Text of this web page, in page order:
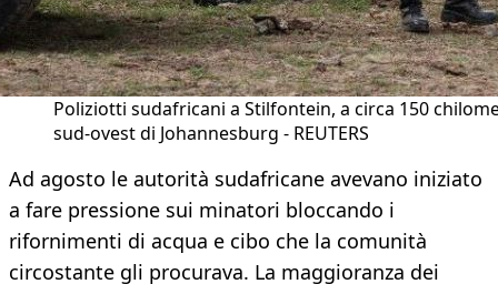
Poliziotti sudafricani a Stilfontein, a circa 150
sud-ovest di Johannesburg - REUTERS
Ad agosto le autorità sudafricane avevano iniziato
a fare pressione sui minatori bloccando i
rifornimenti di acqua e cibo che la comunità
circostante gli procurava. La maggioranza dei